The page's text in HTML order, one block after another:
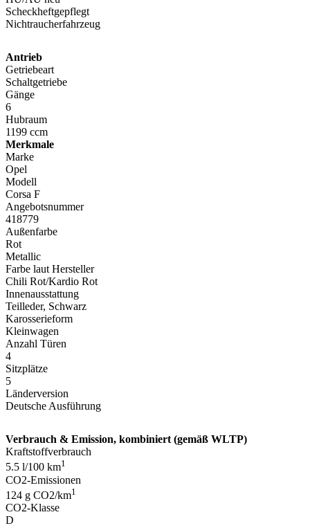
Scheckheftgepflegt
Nichtraucherfahrzeug
Antrieb
Getriebeart
Schaltgetriebe
Gänge
6
Hubraum
1199 ccm
Merkmale
Marke
Opel
Modell
Corsa F
Angebotsnummer
418779
Außenfarbe
Rot
Metallic
Farbe laut Hersteller
Chili Rot/Kardio Rot
Innenausstattung
Teilleder, Schwarz
Karosserieform
Kleinwagen
Anzahl Türen
4
Sitzplätze
5
Länderversion
Deutsche Ausführung
Verbrauch & Emission, kombiniert (gemäß WLTP)
Kraftstoffverbrauch
5.5 l/100 km1
CO2-Emissionen
124 g CO2/km1
CO2-Klasse
D